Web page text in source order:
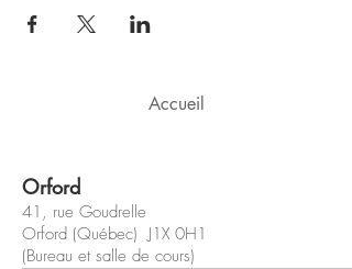
Accueil
Orford
41, rue Goudrelle
Orford (Québec) J1X 0H1
(Bureau et salle de cours)